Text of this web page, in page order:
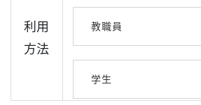
利用
方法
教職員
学生